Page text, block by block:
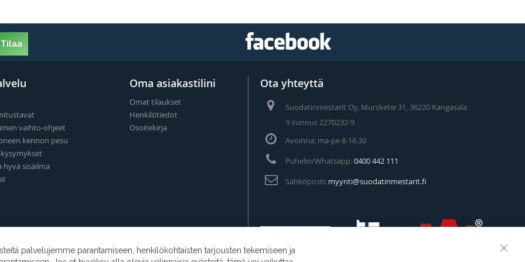
Tilaa
vaihto-ohjeet
kennon pesu
sisäilma
Oma asiakastilini
Omat tilaukset
Henkilötiedot
Osoitekirja
Ota yhteyttä
Suodatinmestarit Oy, Mursketie 31, 36220 Kangasala
Y-tunnus 2270232-9
Avoinna: ma-pe 8-16.30
Puhelin/Whatsapp:0400 442 111
Sähköposti: myynti@suodatinmestarit.fi
palvelujemme parantamiseen, henkilökohtaisten tarjousten tekemiseen ja